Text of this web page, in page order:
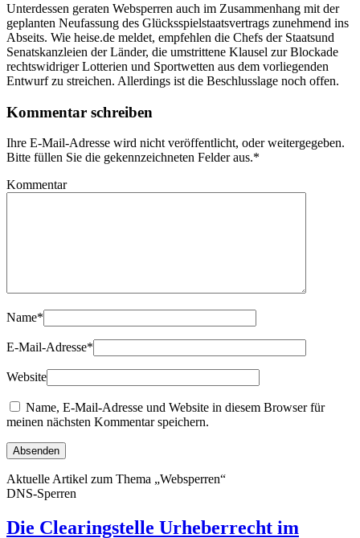
Unterdessen geraten Websperren auch im Zusammenhang mit der
geplanten Neufassung des Glücksspielstaatsvertrags zunehmend ins
Abseits. Wie heise.de meldet, empfehlen die Chefs der Staatsund
Senatskanzleien der Länder, die umstrittene Klausel zur Blockade
rechtswidriger Lotterien und Sportwetten aus dem vorliegenden
Entwurf zu streichen. Allerdings ist die Beschlusslage noch offen.
Kommentar schreiben
Ihre E-Mail-Adresse wird nicht veröffentlicht, oder weitergegeben.
Bitte füllen Sie die gekennzeichneten Felder aus.*
Kommentar
Name*
E-Mail-Adresse*
Website
Name, E-Mail-Adresse und Website in diesem Browser für
meinen nächsten Kommentar speichern.
Aktuelle Artikel zum Thema „Websperren“
DNS-Sperren
Die Clearingstelle Urheberrecht im